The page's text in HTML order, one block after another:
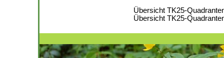
Übersicht TK25-
Übersicht TK25-